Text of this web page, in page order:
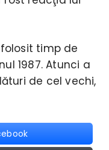
timp de
1987. Atunci a
de cel vechi,